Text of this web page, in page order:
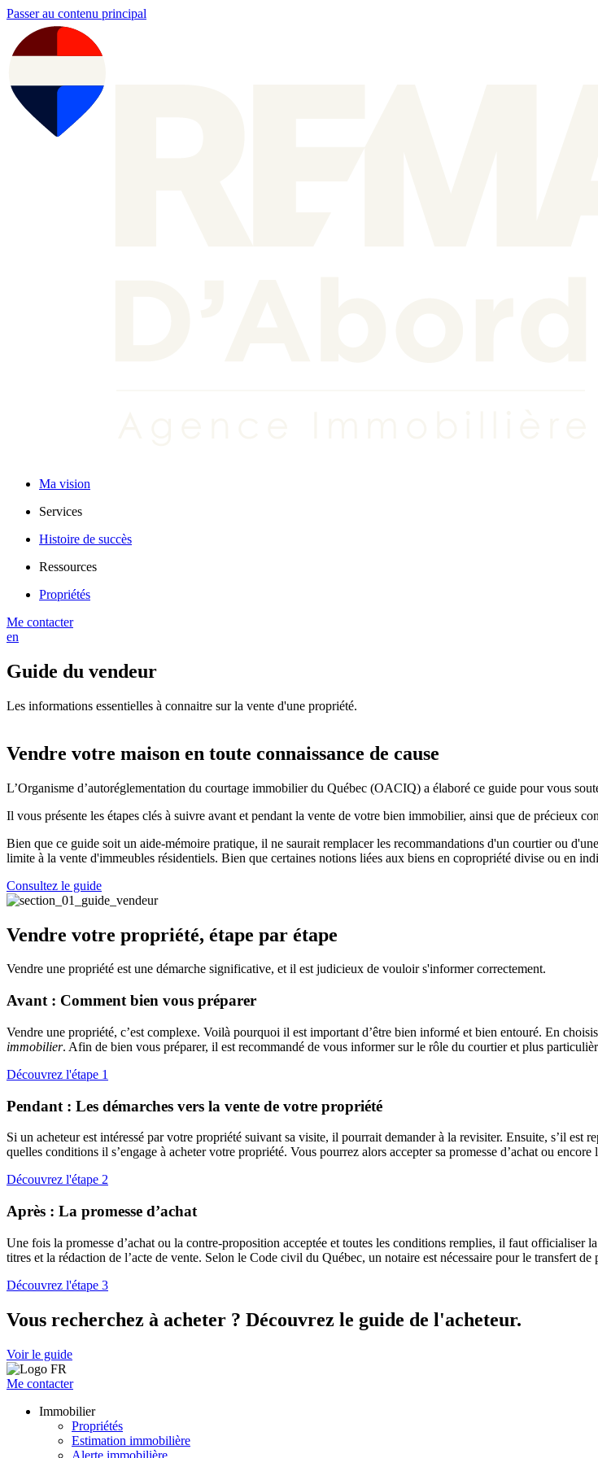
Passer au contenu principal
Ma vision
Services
Histoire de succès
Ressources
Propriétés
Me contacter
en
Guide du vendeur
Les informations essentielles à connaitre sur la vente d'une propriété.
Vendre votre maison en toute connaissance de cause
L’Organisme d’autoréglementation du courtage immobilier du Québec (OACIQ) a élaboré ce guide pour vous
Il vous présente les étapes clés à suivre avant et pendant la vente de votre bien immobilier, ainsi que de précieux
Bien que ce guide soit un aide-mémoire pratique, il ne saurait remplacer les recommandations d'un courtier ou
limite à la vente d'immeubles résidentiels. Bien que certaines notions liées aux biens en copropriété divise ou en
Consultez le guide
Vendre votre propriété, étape par étape
Vendre une propriété est une démarche significative, et il est judicieux de vouloir s'informer correctement.
Avant : Comment bien vous préparer
Vendre une propriété, c’est complexe. Voilà pourquoi il est important d’être bien informé et bien entouré. En
immobilier. Afin de bien vous préparer, il est recommandé de vous informer sur le rôle du courtier et plus
Découvrez l'étape 1
Pendant : Les démarches vers la vente de votre propriété
Si un acheteur est intéressé par votre propriété suivant sa visite, il pourrait demander à la revisiter. Ensuite, s’il est
quelles conditions il s’engage à acheter votre propriété. Vous pourrez alors accepter sa promesse d’achat ou
Découvrez l'étape 2
Après : La promesse d’achat
Une fois la promesse d’achat ou la contre-proposition acceptée et toutes les conditions remplies, il faut officialiser
titres et la rédaction de l’acte de vente. Selon le Code civil du Québec, un notaire est nécessaire pour le transfert de
Découvrez l'étape 3
Vous recherchez à acheter ? Découvrez le guide de l'acheteur.
Voir le guide
Me contacter
Immobilier
Propriétés
Estimation immobilière
Alerte immobilière